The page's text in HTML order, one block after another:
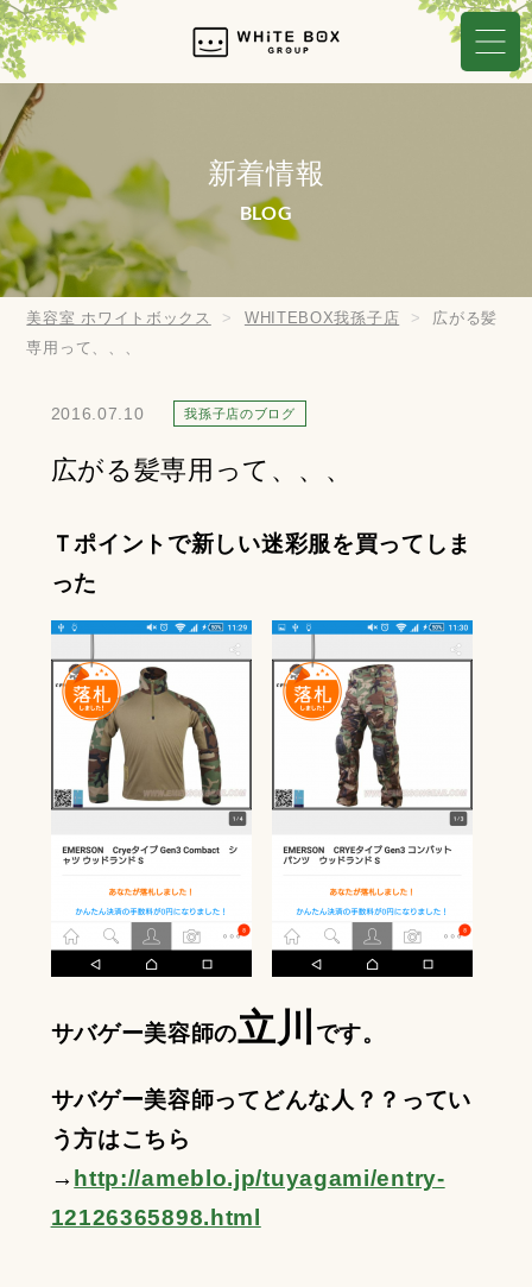
新着情報
BLOG
美容室 ホワイトボックス WHITEBOX我孫子店
広がる髪
専用って、、、
2016.07.10 我孫子店のブログ
広がる髪専用って、、、
Ｔポイントで新しい迷彩服を買ってしま
った
サバゲー美容師の立川 です。
サバゲー美容師ってどんな人？？ってい
う方はこちら
→ http://ameblo.jp/tuyagami/entry-
12126365898.html